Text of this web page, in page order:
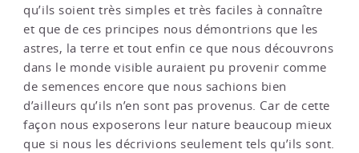
qu’ils soient très simples et très faciles à connaître
et que de ces principes nous démontrions que les
astres, la terre et tout enfin ce que nous découvrons
dans le monde visible auraient pu provenir comme
de semences encore que nous sachions bien
d’ailleurs qu’ils n’en sont pas provenus. Car de cette
façon nous exposerons leur nature beaucoup mieux
que si nous les décrivions seulement tels qu’ils sont.